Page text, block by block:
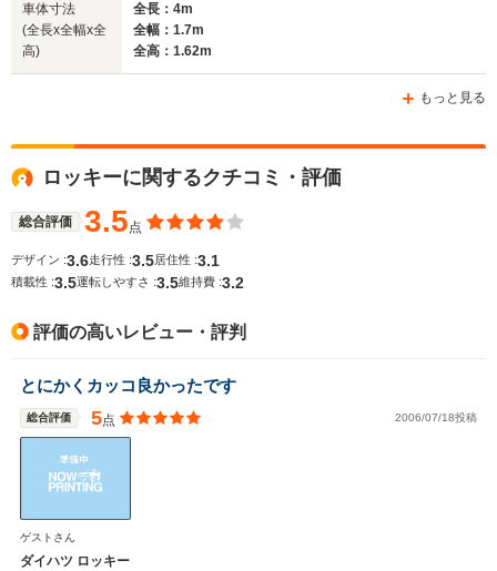
車体寸法
(全長x全幅x全
高)
全長：4m
全幅：1.7m
全高：1.62m
もっと見る
ロッキーに関するクチコミ・評価
総合評価 3.5点
デザイン :3.6走行性 :3.5居住性 :3.1
積載性 :3.5運転しやすさ :3.5維持費 :3.2
評価の高いレビュー・評判
とにかくカッコ良かったです
総合評価 5点 2006/07/18投稿
ゲストさん
ダイハツ ロッキー